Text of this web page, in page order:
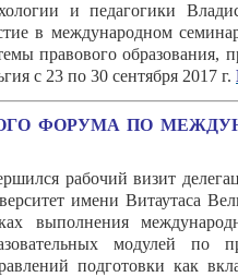
и педагогики
в международном
правового образования,
с 23 по 30 сентября 2017 г.
ФОРУМА ПО
рабочий визит
имени Витаутаса
выполнения
модулей по
подготовки как